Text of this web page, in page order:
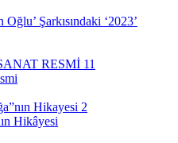
Şarkısındaki ‘2023’
Hikâyesi